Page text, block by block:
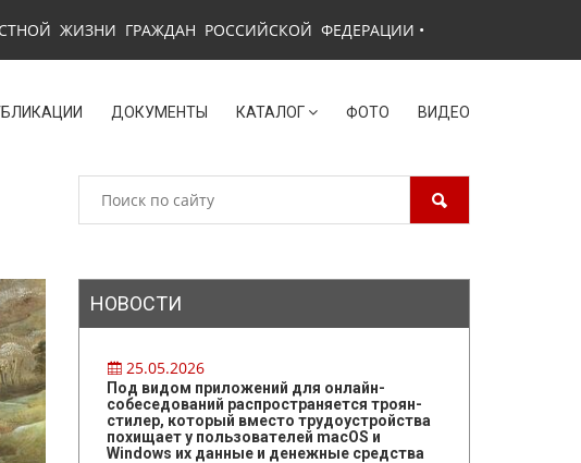
ЖИЗНИ ГРАЖДАН РОССИЙСКОЙ ФЕДЕРАЦИИ •
ДОКУМЕНТЫ КАТАЛОГ ФОТО ВИДЕО
НОВОСТИ
25.05.2026
Под видом приложений для онлайн-
собеседований распространяется троян-
стилер, который вместо трудоустройства
похищает у пользователей macOS и
Windows их данные и денежные средства